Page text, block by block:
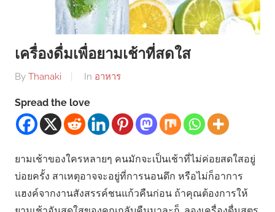
เครื่องดื่มเพื่อยามเช้าที่สดใส
By Thanaki In อาหาร
Spread the love
ยามเช้าของใครหลายๆ คนมักจะเป็นเช้าที่ไม่ค่อยสดใสอยู่
บ่อยครั้ง สาเหตุอาจจะอยู่ที่การนอนดึก หรือไม่ก็อาการ
แฮงค์จากงานสังสรรค์ชนแก้วคืนก่อน ถ้าคุณต้องการให้